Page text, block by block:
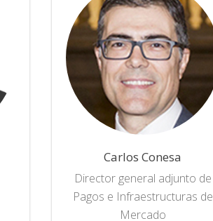
Carlos Conesa
Director general adjunto de
Pagos e Infraestructuras de
Mercado